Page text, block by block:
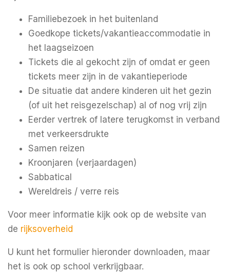
Familiebezoek in het buitenland
Goedkope tickets/vakantieaccommodatie in
het laagseizoen
Tickets die al gekocht zijn of omdat er geen
tickets meer zijn in de vakantieperiode
De situatie dat andere kinderen uit het gezin
(of uit het reisgezelschap) al of nog vrij zijn
Eerder vertrek of latere terugkomst in verband
met verkeersdrukte
Samen reizen
Kroonjaren (verjaardagen)
Sabbatical
Wereldreis / verre reis
Voor meer informatie kijk ook op de website van
de rijksoverheid
U kunt het formulier hieronder downloaden, maar
het is ook op school verkrijgbaar.